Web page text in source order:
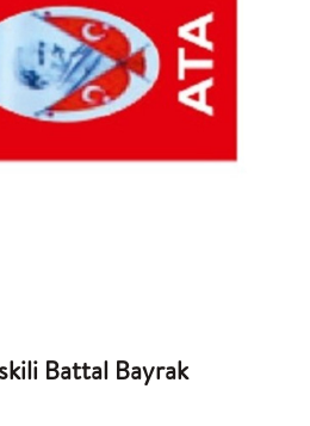
Battal Bayrak